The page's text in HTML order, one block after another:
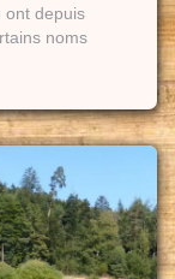
ont depuis
noms